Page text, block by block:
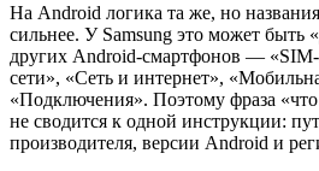
На Android логика та же, но
сильнее. У Samsung это может быть
других Android-смартфонов —
сети», «Сеть и интернет»,
«Подключения». Поэтому фраза
не сводится к одной инструкции:
производителя, версии Android и